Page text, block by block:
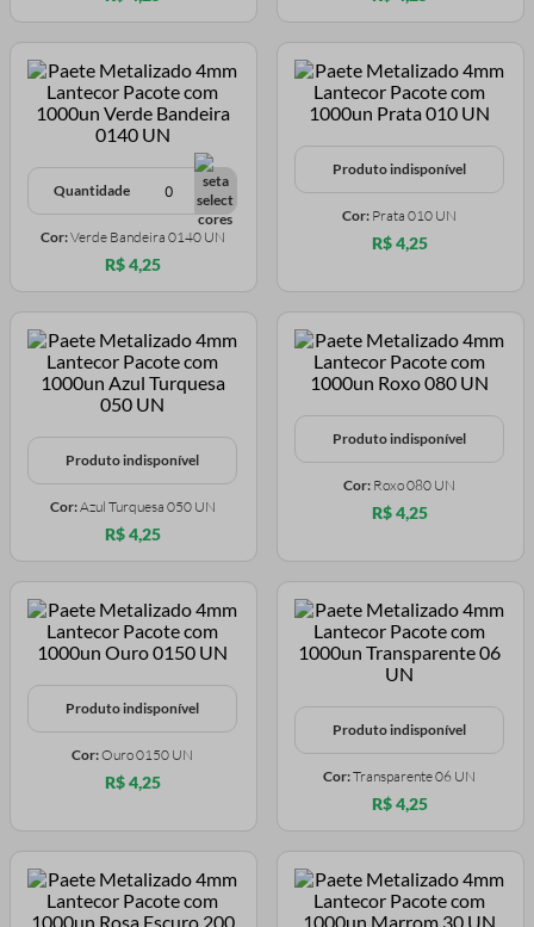
Quantidade
Cor:Verde Bandeira 0140 UN
R$ 4,25
Produto indisponível
Cor: Prata 010 UN
R$ 4,25
Produto indisponível
Cor:Azul Turquesa 050 UN
R$ 4,25
Produto indisponível
Cor: Roxo 080 UN
R$ 4,25
Produto indisponível
Cor:Ouro 0150 UN
R$ 4,25
Produto indisponível
Cor:Transparente 06 UN
R$ 4,25